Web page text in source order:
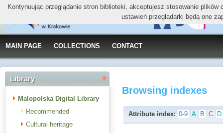
MAIN PAGE COLLECTIONS CONTACT
Library
Malopolska Digital Library
Recommended
Cultural heritage
Browsing indexes
Attribute index: 0-9 A B C D
Kontynuując przeglądanie stron biblioteki, akceptujesz stosowanie
ustawień przeglądarki będą one